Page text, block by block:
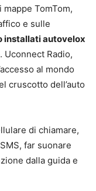
TomTom,
e sulle
installati autovelox
. Uconnect Radio,
al mondo
cruscotto dell’auto
di chiamare,
far suonare
dalla guida e